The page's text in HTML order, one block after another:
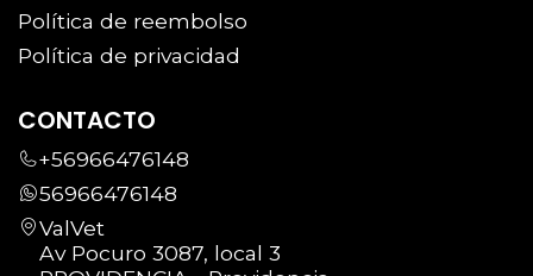
Política de reembolso
Política de privacidad
CONTACTO
+56966476148
56966476148
ValVet
Av Pocuro 3087, local 3